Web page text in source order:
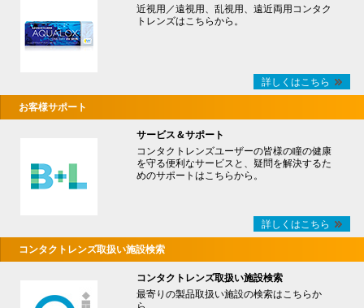
近視用／遠視用、乱視用、遠近両用コンタク
トレンズはこちらから。
詳しくはこちら
お客様サポート
サービス＆サポート
コンタクトレンズユーザーの皆様の瞳の健康
を守る便利なサービスと、疑問を解決するた
めのサポートはこちらから。
詳しくはこちら
コンタクトレンズ取扱い施設検索
コンタクトレンズ取扱い施設検索
最寄りの製品取扱い施設の検索はこちらか